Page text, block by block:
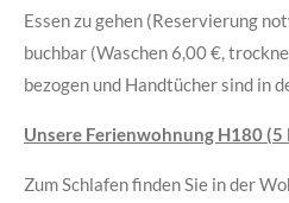
Essen zu gehen (Reservierung
buchbar (Waschen 6,00 €,
bezogen und Handtücher sind in
Unsere Ferienwohnung H180 (5
Zum Schlafen finden Sie in der